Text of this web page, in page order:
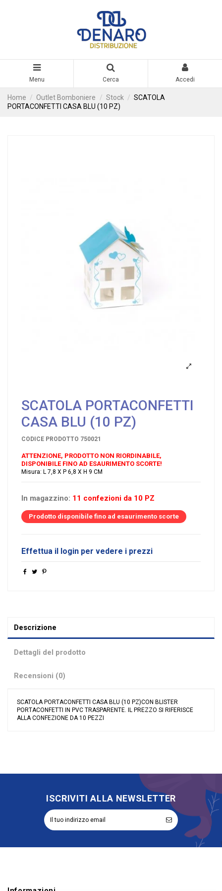
Menu Cerca Accedi
Home Outlet Bomboniere Stock
SCATOLA
PORTACONFETTI CASA BLU (10 PZ)
SCATOLA PORTACONFETTI
CASA BLU (10 PZ)
CODICE PRODOTTO 750021
ATTENZIONE, PRODOTTO NON RIORDINABILE,
DISPONIBILE FINO AD ESAURIMENTO SCORTE!
Misura: L 7,8 X P 6,8 X H 9 CM
In magazzino: 11 confezioni da 10 PZ
Prodotto disponibile fino ad esaurimento scorte
Effettua il login per vedere i prezzi
Descrizione
Dettagli del prodotto
Recensioni (0)
SCATOLA PORTACONFETTI CASA BLU (10 PZ)CON BLISTER
PORTACONFETTI IN PVC TRASPARENTE. IL PREZZO SI RIFERISCE
ALLA CONFEZIONE DA 10 PEZZI
Evento
Battesimo
Compleanno
Riordinabile
ISCRIVITI ALLA NEWSLETTER